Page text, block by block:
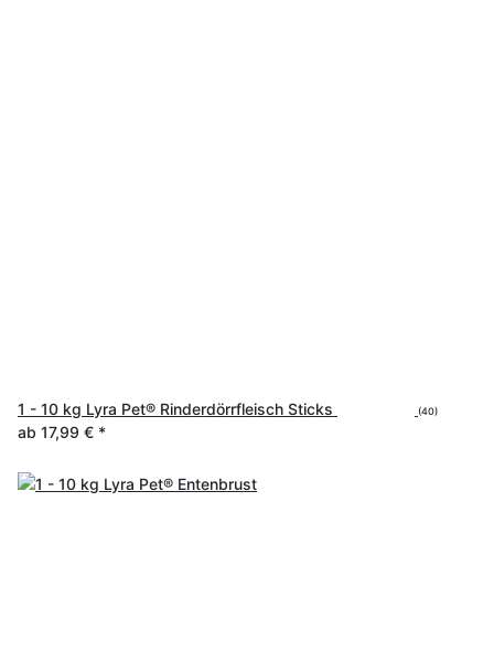
1 - 10 kg Lyra Pet® Rinderdörrfleisch Sticks (40)
ab 17,99 € *